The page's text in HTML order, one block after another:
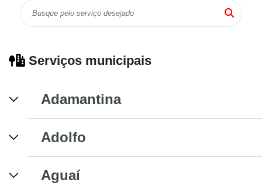
Serviços municipais
Adamantina
Adolfo
Aguaí